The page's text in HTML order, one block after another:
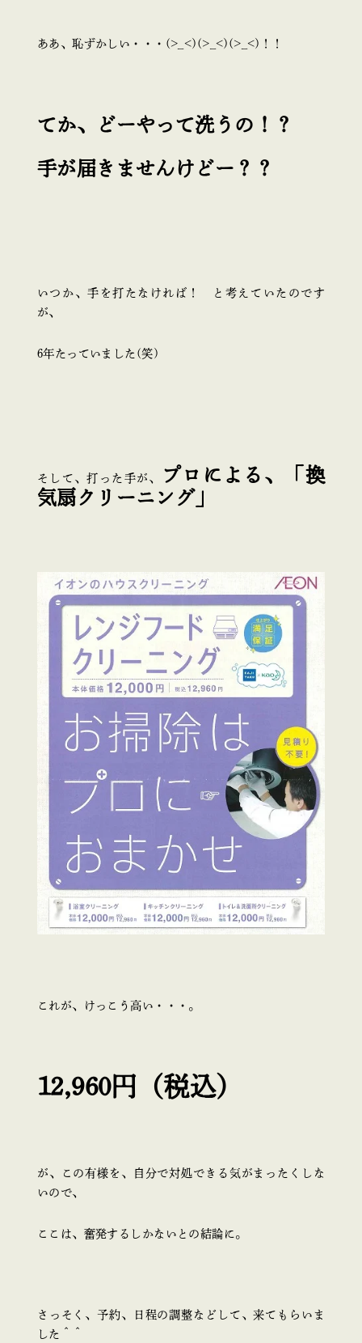
ああ、恥ずかしい・・・(>_<)(>_<)(>_<)！！
てか、どーやって洗うの！？
手が届きませんけどー？？
いつか、手を打たなければ！ と考えていたのです
が、
6年たっていました(笑)
そして、打った手が、
プロによる、「換
気扇クリーニング」
これが、けっこう高い・・・。
12,960円（税込）
が、この有様を、自分で対処できる気がまったくしな
いので、
ここは、奮発するしかないとの結論に。
さっそく、予約、日程の調整などして、来てもらいま
した＾＾